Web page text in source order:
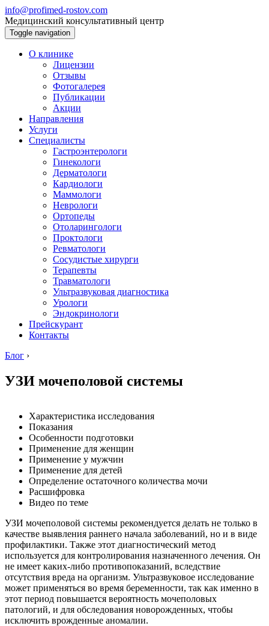
info@profimed-rostov.com
Медицинский консультативный центр
Toggle navigation
О клинике
Лицензии
Отзывы
Фотогалерея
Публикации
Акции
Направления
Услуги
Специалисты
Гастроэнтерологи
Гинекологи
Дерматологи
Кардиологи
Маммологи
Неврологи
Ортопеды
Отоларингологи
Проктологи
Ревматологи
Сосудистые хирурги
Терапевты
Травматологи
Ультразвуковая диагностика
Урологи
Эндокринологи
Прейскурант
Контакты
Блог ›
УЗИ мочеполовой системы
Характеристика исследования
Показания
Особенности подготовки
Применение для женщин
Применение у мужчин
Применение для детей
Определение остаточного количества мочи
Расшифровка
Видео по теме
УЗИ мочеполовой системы рекомендуется делать не только в
качестве выявления раннего начала заболеваний, но и в виде
профилактики. Также этот диагностический метод
используется для контролирования назначенного лечения. Он
не имеет каких-либо противопоказаний, вследствие
отсутствия вреда на организм. Ультразвуковое исследование
может применяться во время беременности, так как именно в
этот период повышается вероятность мочеполовых
патологий, и для обследования новорожденных, чтобы
исключить врожденные аномалии.